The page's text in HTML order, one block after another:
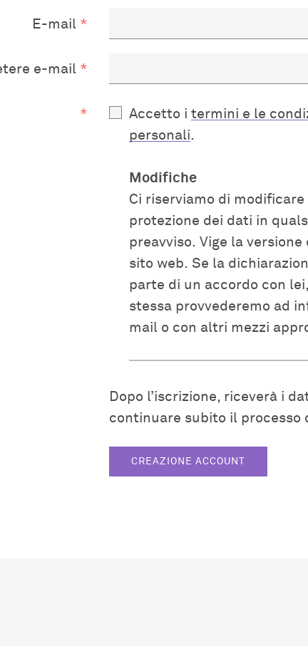
E-mail
e-mail
Accetto i termini e le
personali.
Modifiche
Ci riserviamo di
protezione dei dati in
preavviso. Vige la
sito web. Se la
parte di un accordo con
stessa provvederemo ad
mail o con altri mezzi
Dopo l’iscrizione, riceverà i
continuare subito il processo
CREAZIONE ACCOUNT